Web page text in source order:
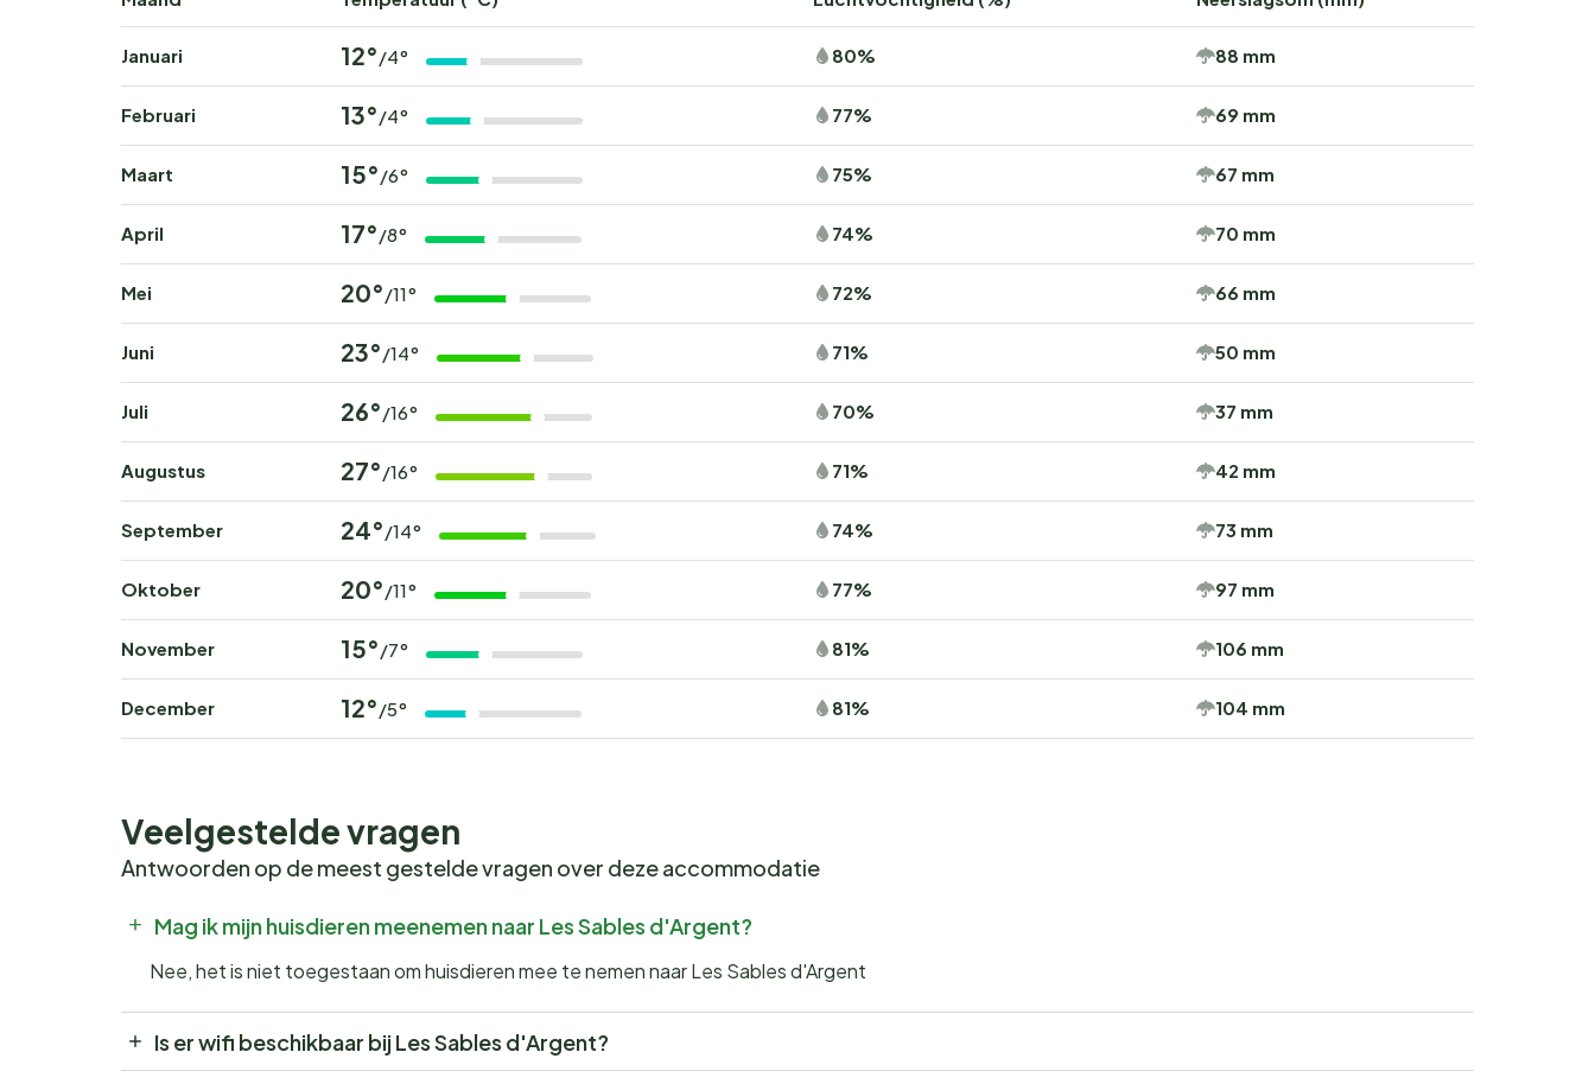
Januari 12° /4° 80% 88 mm
Februari 13° /4° 77% 69 mm
Maart 15° /6° 75% 67 mm
April 17° /8° 74% 70 mm
Mei 20° /11° 72% 66 mm
Juni 23° /14° 71% 50 mm
Juli 26° /16° 70% 37 mm
Augustus 27° /16° 71% 42 mm
September 24° /14° 74% 73 mm
Oktober 20° /11° 77% 97 mm
November 15° /7° 81% 106 mm
December 12° /5° 81% 104 mm
Veelgestelde vragen
Antwoorden op de meest gestelde vragen over deze accommodatie
Mag ik mijn huisdieren meenemen naar Les Sables d'Argent?
Nee, het is niet toegestaan om huisdieren mee te nemen naar Les Sables d'Argent
Is er wifi beschikbaar bij Les Sables d'Argent?